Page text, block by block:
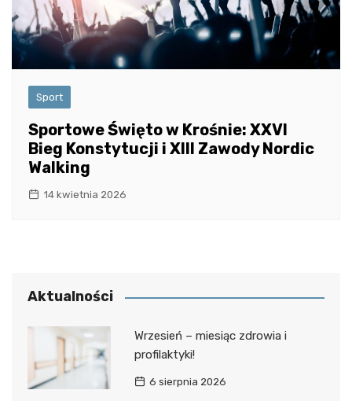
Sport
Sportowe Święto w Krośnie: XXVI
Bieg Konstytucji i XIII Zawody Nordic
Walking
14 kwietnia 2026
Aktualności
Wrzesień – miesiąc zdrowia i
profilaktyki!
6 sierpnia 2026